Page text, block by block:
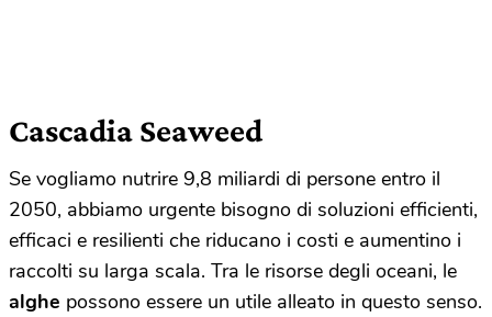
Cascadia Seaweed
Se vogliamo nutrire 9,8 miliardi di persone entro il
2050, abbiamo urgente bisogno di soluzioni efficienti,
efficaci e resilienti che riducano i costi e aumentino i
raccolti su larga scala. Tra le risorse degli oceani, le
alghe possono essere un utile alleato in questo senso.